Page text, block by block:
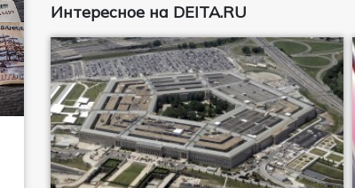
Интересное на DEITA.RU